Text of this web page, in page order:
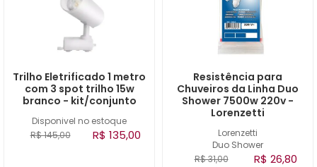
Disponivel no estoque
Trilho Eletrificado 1 metro
com 3 spot trilho 15w
branco - kit/conjunto
R$ 145,00 R$ 135,00
Lorenzetti
Duo Shower
Resistência para
Chuveiros da Linha Duo
Shower 7500w 220v -
Lorenzetti
R$ 31,00 R$ 26,80